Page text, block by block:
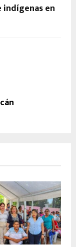
indígenas en